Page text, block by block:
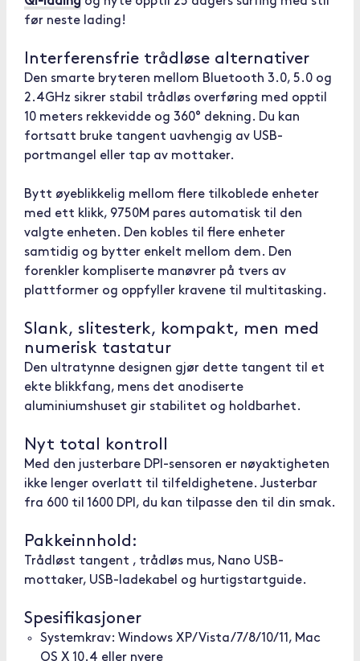
før neste lading!
Interferensfrie trådløse alternativer
Den smarte bryteren mellom Bluetooth 3.0, 5.0 og
2.4GHz sikrer stabil trådløs overføring med opptil
10 meters rekkevidde og 360° dekning. Du kan
fortsatt bruke tangent uavhengig av USB-
portmangel eller tap av mottaker.
Bytt øyeblikkelig mellom flere tilkoblede enheter
med ett klikk, 9750M pares automatisk til den
valgte enheten. Den kobles til flere enheter
samtidig og bytter enkelt mellom dem. Den
forenkler kompliserte manøvrer på tvers av
plattformer og oppfyller kravene til multitasking.
Slank, slitesterk, kompakt, men med
numerisk tastatur
Den ultratynne designen gjør dette tangent til et
ekte blikkfang, mens det anodiserte
aluminiumshuset gir stabilitet og holdbarhet.
Nyt total kontroll
Med den justerbare DPI-sensoren er nøyaktigheten
ikke lenger overlatt til tilfeldighetene. Justerbar
fra 600 til 1600 DPI, du kan tilpasse den til din smak.
Pakkeinnhold:
Trådløst tangent , trådløs mus, Nano USB-
mottaker, USB-ladekabel og hurtigstartguide.
Spesifikasjoner
Systemkrav: Windows XP/Vista/7/8/10/11, Mac
OS X 10.4 eller nyere